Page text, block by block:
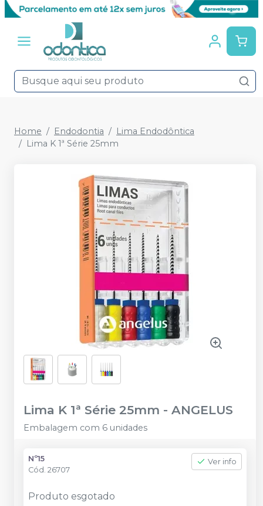
Home Endodontia
Lima Endodôntica
Lima K 1ª Série 25mm
Lima K 1ª Série 25mm - ANGELUS
Embalagem com 6 unidades
Nº15
Cód. 26707
Ver info
Produto esgotado